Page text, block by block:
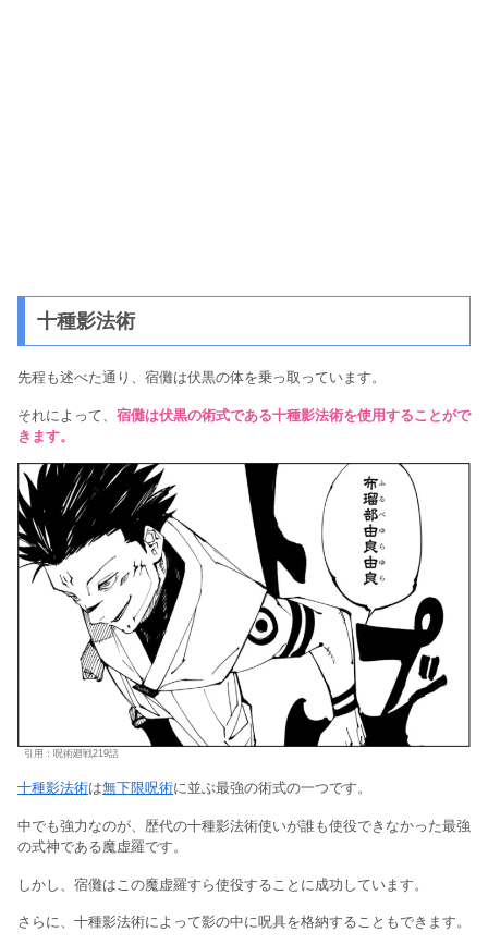
十種影法術
先程も述べた通り、宿儺は伏黒の体を乗っ取っています。
それによって、 宿儺は伏黒の術式である十種影法術を使用することがで
きます。
引用：呪術廻戦219話
十種影法術は無下限呪術に並ぶ最強の術式の一つです。
中でも強力なのが、歴代の十種影法術使いが誰も使役できなかった最強
の式神である魔虚羅です。
しかし、宿儺はこの魔虚羅すら使役することに成功しています。
さらに、十種影法術によって影の中に呪具を格納することもできます。